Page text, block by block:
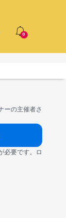
0
ーの主催者さ
必要です。ロ